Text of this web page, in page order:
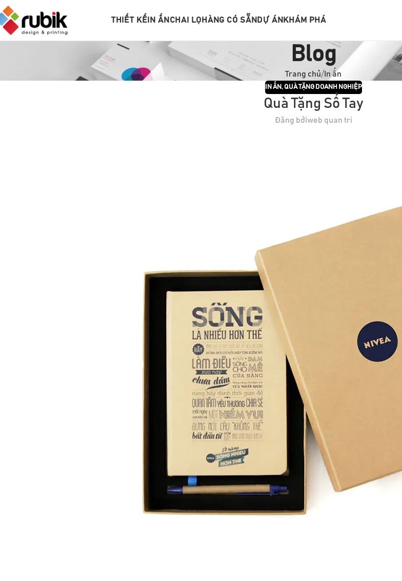
THIẾT KẾ IN ẤN CHAI LỌ HÀNG CÓ SẴN DỰ ÁN KHÁM PHÁ
Blog
Trang chủ In ấn
IN ẤN, QUÀ TẶNG DOANH NGHIỆP
Quà Tặng Sổ Tay
Đăng bởiweb quan tri